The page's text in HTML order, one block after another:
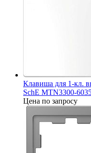
Клавиша для 1-кл.
SchE MTN3300-
Цена по запросу